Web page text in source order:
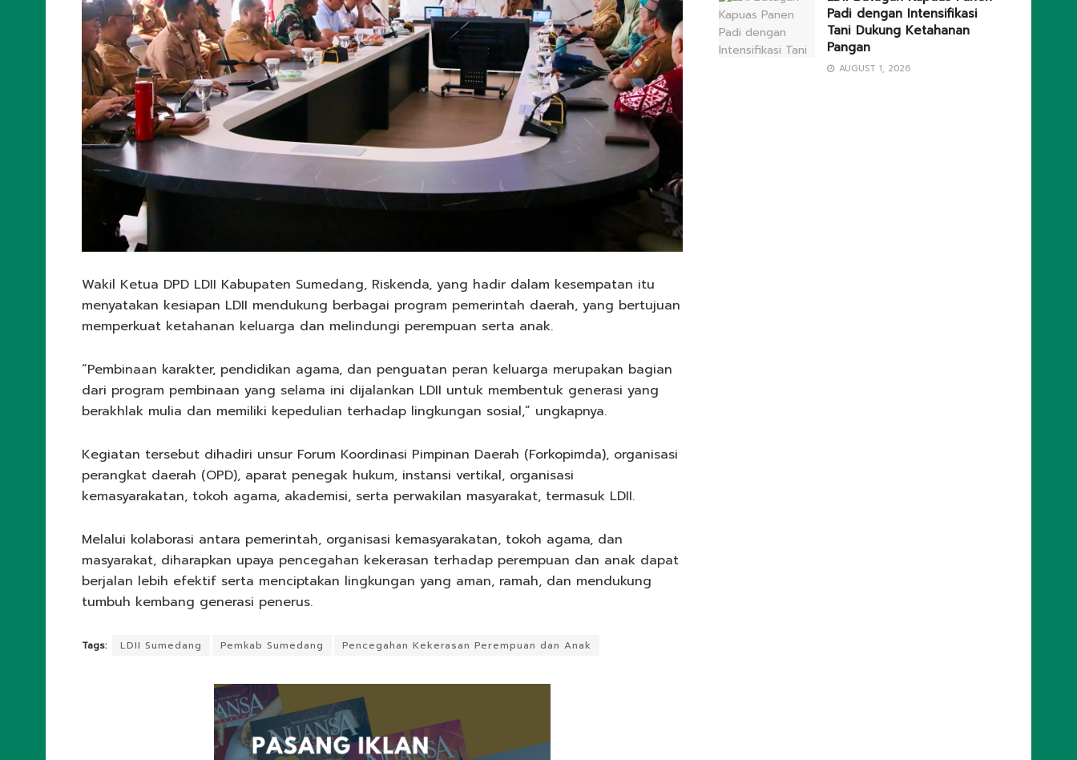
Wakil Ketua DPD LDII Kabupaten Sumedang, Riskenda, yang hadir dalam kesempatan itu
menyatakan kesiapan LDII mendukung berbagai program pemerintah daerah, yang bertujuan
memperkuat ketahanan keluarga dan melindungi perempuan serta anak.
“Pembinaan karakter, pendidikan agama, dan penguatan peran keluarga merupakan bagian
dari program pembinaan yang selama ini dijalankan LDII untuk membentuk generasi yang
berakhlak mulia dan memiliki kepedulian terhadap lingkungan sosial,” ungkapnya.
Kegiatan tersebut dihadiri unsur Forum Koordinasi Pimpinan Daerah (Forkopimda), organisasi
perangkat daerah (OPD), aparat penegak hukum, instansi vertikal, organisasi
kemasyarakatan, tokoh agama, akademisi, serta perwakilan masyarakat, termasuk LDII.
Melalui kolaborasi antara pemerintah, organisasi kemasyarakatan, tokoh agama, dan
masyarakat, diharapkan upaya pencegahan kekerasan terhadap perempuan dan anak dapat
berjalan lebih efektif serta menciptakan lingkungan yang aman, ramah, dan mendukung
tumbuh kembang generasi penerus.
Tags: LDII Sumedang Pemkab Sumedang Pencegahan Kekerasan Perempuan dan Anak
Padi dengan Intensifikasi
Tani Dukung Ketahanan
Pangan
AUGUST 1, 2026